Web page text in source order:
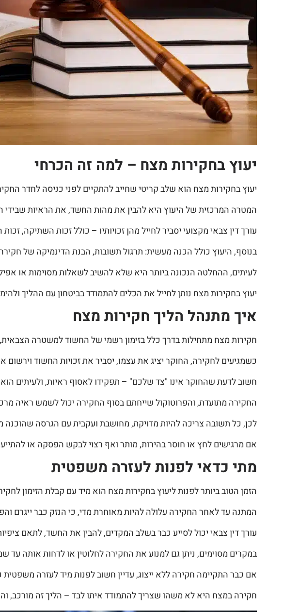
יעוץ בחקירות מצח – למה זה הכרחי
יעוץ בחקירות מצח הוא שלב קריטי שחייב להתקיים לפני כניסה לחדר
המטרה המרכזית של היעוץ היא להבין את מהות החשד, את הראיות שבידי
עורך דין צבאי מקצועי יסביר לחייל מהן זכויותיו – כולל זכות השתיקה,
בנוסף, היעוץ כולל הכנה מעשית: תרגול תשובות, הבנת הדינמיקה של
לעיתים, ההחלטה הנכונה ביותר היא שלא להשיב לשאלות מסוימות או
יעוץ בחקירות מצח נותן לחייל את הכלים להתמודד בביטחון עם ההליך
איך מתנהל הליך חקירות מצח
חקירות מצח מתחילות בדרך כלל בזימון רשמי של החשוד למשטרה
כשמגיעים לחקירה, החוקר יציג את עצמו, יסביר את זכויות החשוד
חשוב לדעת שהחוקר אינו "צד שלכם" – תפקידו לאסוף ראיות, ולעיתים
החקירה מתועדת, והפרוטוקול שייחתם בסוף החקירה יכול לשמש ראיה
לכן, כל תשובה צריכה להיות מדויקת, מחושבת ועקבית עם הגרסה
אם מרגישים לחץ או חוסר בהירות, מותר ואף רצוי לבקש הפסקה או
מתי כדאי לפנות לעזרה משפטית
הזמן הטוב ביותר לפנות ליעוץ בחקירות מצח הוא מיד עם קבלת הזימון
המתנה עד לאחר החקירה עלולה להיות מאוחרת מדי, כי הנזק כבר ייגרם
עורך דין צבאי יכול לסייע כבר בשלב המקדים, להבין את החשד, לתאם
במקרים מסוימים, ניתן גם למנוע את החקירה לחלוטין או לדחות אותה עד
אם כבר התקיימה חקירה ללא ייצוג, עדיין חשוב לפנות מיד לעזרה משפטית
חקירה במצח היא לא משהו שצריך להתמודד איתו לבד – הליך זה מורכב,